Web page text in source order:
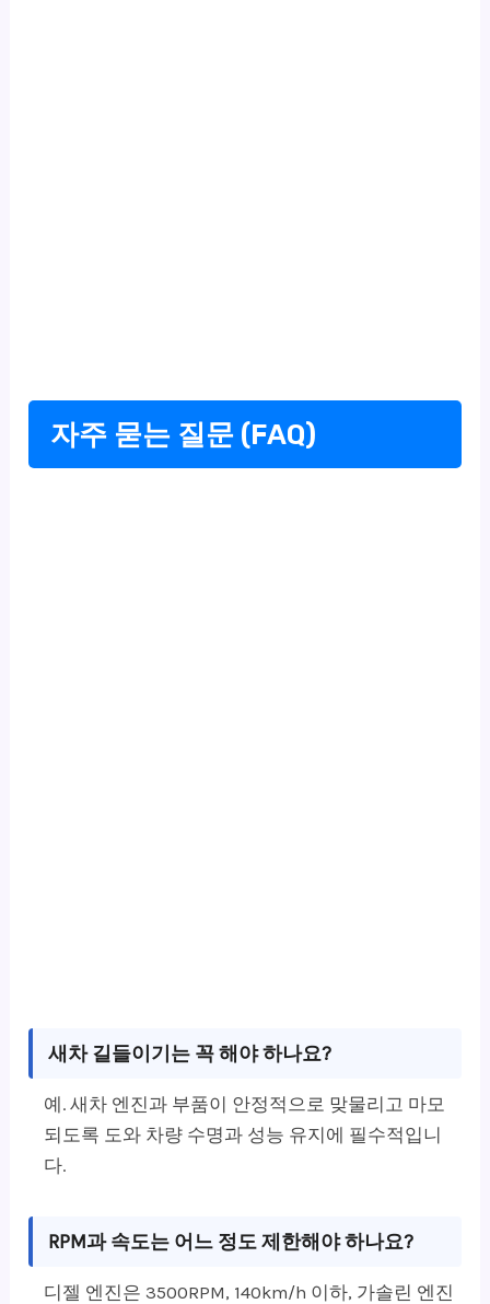
자주 묻는 질문 (FAQ)
새차 길들이기는 꼭 해야 하나요?
예. 새차 엔진과 부품이 안정적으로 맞물리고 마모
되도록 도와 차량 수명과 성능 유지에 필수적입니
다.
RPM과 속도는 어느 정도 제한해야 하나요?
디젤 엔진은 3500RPM, 140km/h 이하, 가솔린 엔진